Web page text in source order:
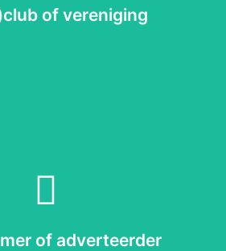
of vereniging
een (sport)club of vereniging? Lees
of adverteerder
of adverteerder? Lees dan hier
Lees meer